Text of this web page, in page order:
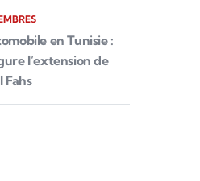
en Tunisie :
l’extension de
Fahs